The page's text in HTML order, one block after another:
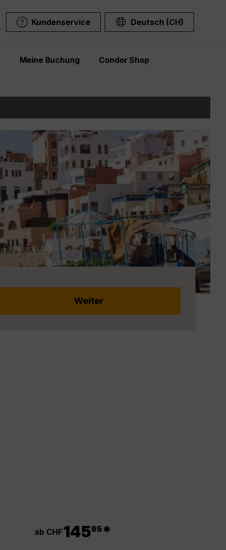
Kundenservice Deutsch (CH)
Meine Buchung Condor Shop
ab CHF14595 *